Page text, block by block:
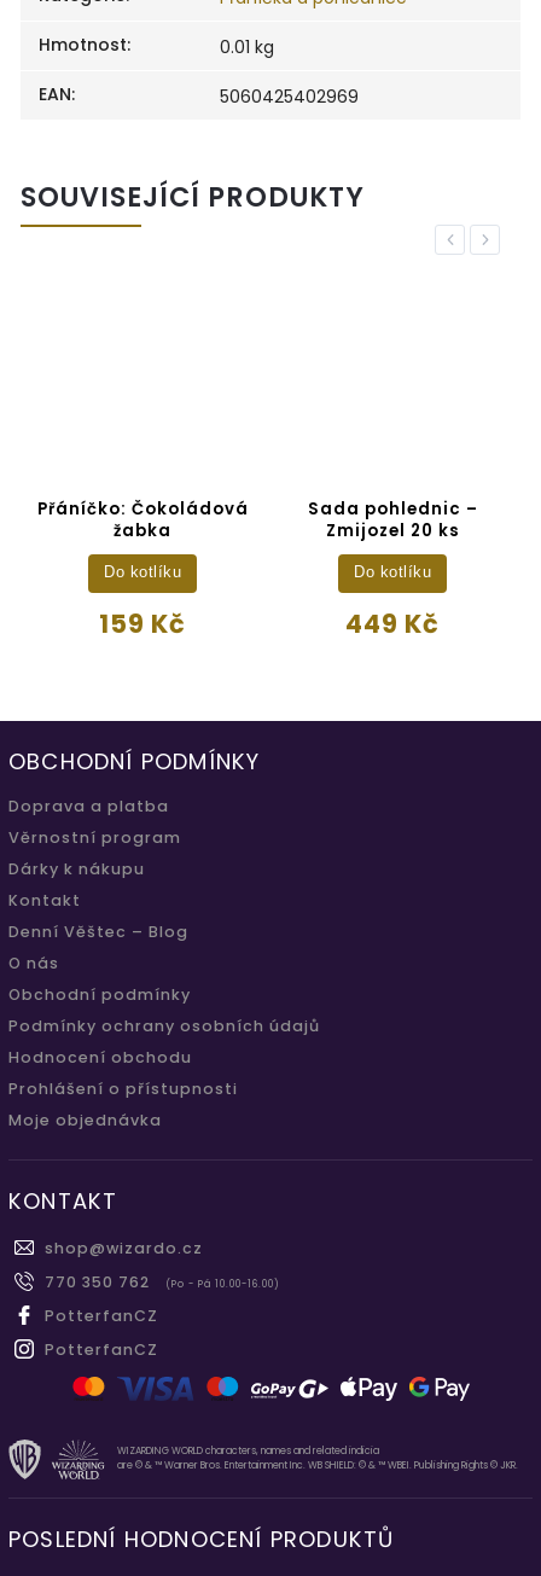
Hmotnost:
0.01 kg
EAN: 5060425402969
SOUVISEJÍCÍ PRODUKTY
Previous
Přáníčko: Čokoládová
žabka
159 Kč
Do kotlíku
Sada pohlednic –
Zmijozel 20 ks
449 Kč
Do kotlíku
Next
OBCHODNÍ PODMÍNKY
Doprava a platba
Věrnostní program
Dárky k nákupu
Kontakt
Denní Věštec – Blog
O nás
Obchodní podmínky
Podmínky ochrany osobních údajů
Hodnocení obchodu
Prohlášení o přístupnosti
Moje objednávka
KONTAKT
shop@wizardo.cz
770 350 762
(Po - Pá 10.00-16.00)
PotterfanCZ
PotterfanCZ
WIZARDING WORLD characters, names and related indicia
are © & ™ Warner Bros. Entertainment Inc. WB SHIELD: © & ™ WBEI. Publishing Rights © JKR.
POSLEDNÍ HODNOCENÍ PRODUKTŮ